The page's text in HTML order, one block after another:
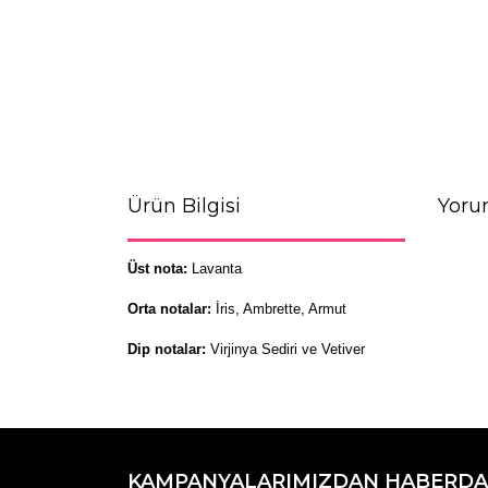
Ürün Bilgisi
Üst nota: Lavanta
Orta notalar: İris, Ambrette, Armut
Dip notalar: Virjinya Sediri ve Vetiver
Hafif ama etkili
Görüş ve önerileriniz için teşekkür ederiz.
Ürün resmi kalitesiz, bozuk veya
KAMPANYALARIMIZDAN